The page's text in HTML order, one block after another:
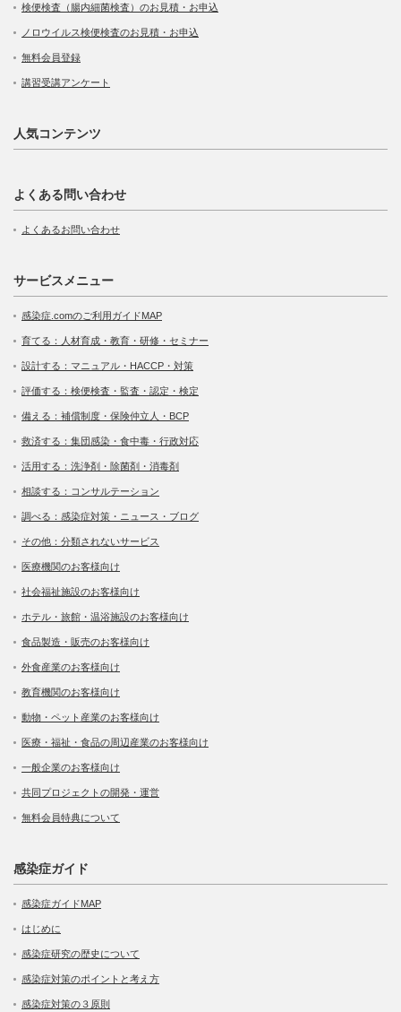
検便検査（腸内細菌検査）のお見積・お申込
ノロウイルス検便検査のお見積・お申込
無料会員登録
講習受講アンケート
人気コンテンツ
よくある問い合わせ
よくあるお問い合わせ
サービスメニュー
感染症.comのご利用ガイドMAP
育てる：人材育成・教育・研修・セミナー
設計する：マニュアル・HACCP・対策
評価する：検便検査・監査・認定・検定
備える：補償制度・保険仲立人・BCP
救済する：集団感染・食中毒・行政対応
活用する：洗浄剤・除菌剤・消毒剤
相談する：コンサルテーション
調べる：感染症対策・ニュース・ブログ
その他：分類されないサービス
医療機関のお客様向け
社会福祉施設のお客様向け
ホテル・旅館・温浴施設のお客様向け
食品製造・販売のお客様向け
外食産業のお客様向け
教育機関のお客様向け
動物・ペット産業のお客様向け
医療・福祉・食品の周辺産業のお客様向け
一般企業のお客様向け
共同プロジェクトの開発・運営
無料会員特典について
感染症ガイド
感染症ガイドMAP
はじめに
感染症研究の歴史について
感染症対策のポイントと考え方
感染症対策の３原則